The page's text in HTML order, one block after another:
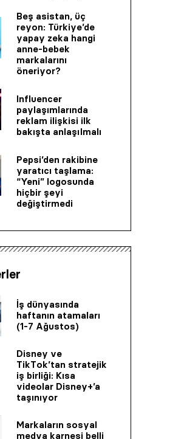
Beş asistan, üç
reyon: Türkiye’de
yapay zeka hangi
anne-bebek
markalarını
öneriyor?
Influencer
paylaşımlarında
reklam ilişkisi ilk
bakışta anlaşılmalı
Pepsi’den rakibine
yaratıcı taşlama:
“Yeni” logosunda
hiçbir şeyi
değiştirmedi
İş dünyasında
haftanın atamaları
(1-7 Ağustos)
Disney ve
TikTok’tan stratejik
iş birliği: Kısa
videolar Disney+’a
taşınıyor
Markaların sosyal
medya karnesi belli